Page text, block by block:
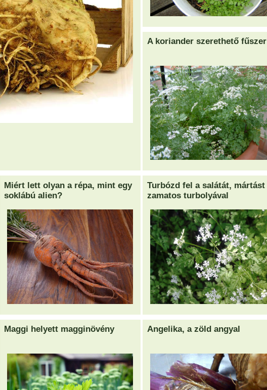
A koriander szerethető fűszer
Miért lett olyan a répa, mint egy
soklábú alien?
Turbózd fel a salátát, mártást
zamatos turbolyával
Maggi helyett magginövény Angelika, a zöld angyal